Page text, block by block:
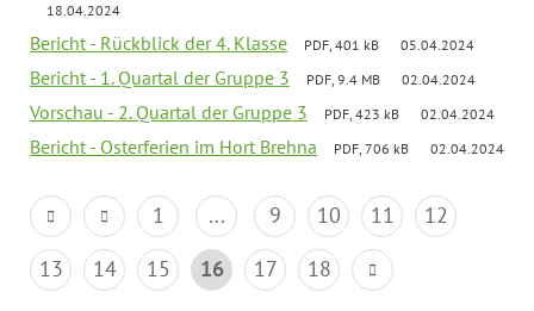
18.04.2024
Bericht - Rückblick der 4. Klasse PDF, 401 kB 05.04.2024
Bericht - 1. Quartal der Gruppe 3 PDF, 9.4 MB 02.04.2024
Vorschau - 2. Quartal der Gruppe 3 PDF, 423 kB 02.04.2024
Bericht - Osterferien im Hort Brehna PDF, 706 kB 02.04.2024
1 ... 9 10 11
12
13
14 15 16 17 18